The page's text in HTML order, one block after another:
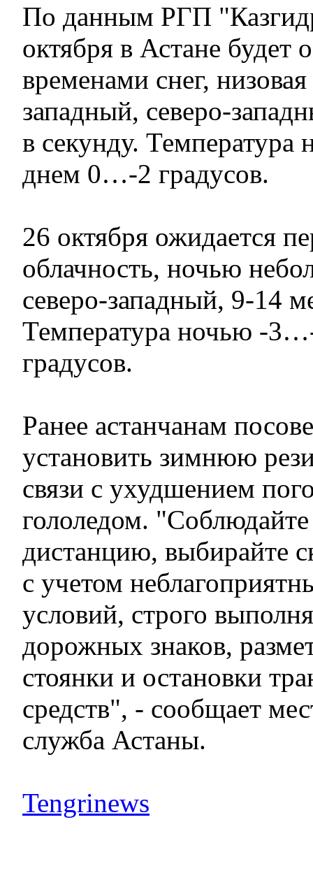
По данным РГП
октября в Астане будет
временами снег,
западный, северо-
в секунду.
днем 0…-2 градусов.
26 октября ожидается
облачность, ночью
северо-западный, 9-14
Температура ночью -
градусов.
Ранее астанчанам
установить зимнюю
связи с ухудшением
гололедом.
дистанцию, выбирайте
с учетом
условий, строго
дорожных знаков,
стоянки и остановки
средств", - сообщает
служба Астаны.
Tengrinews